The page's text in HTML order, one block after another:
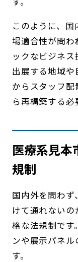
このように、
場適合性が問わ
ックなビジネス
出展する地域
からスタッフ
ら再構築する必
医療系見本
規制
国内外を問わ
けて通れない
格な法規制です
ンや展示パネ
す。